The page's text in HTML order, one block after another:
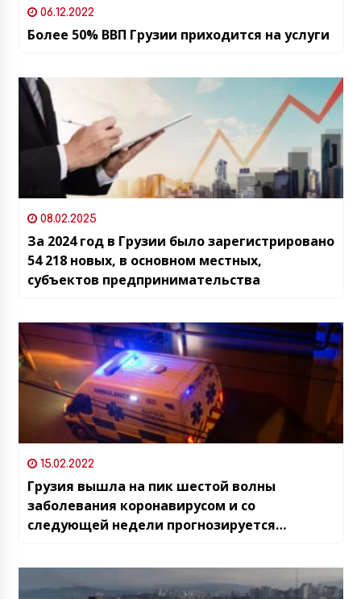
06.12.2022
Более 50% ВВП Грузии приходится на услуги
08.02.2025
За 2024 год в Грузии было зарегистрировано
54 218 новых, в основном местных,
субъектов предпринимательства
15.02.2022
Грузия вышла на пик шестой волны
заболевания коронавирусом и со
следующей недели прогнозируется